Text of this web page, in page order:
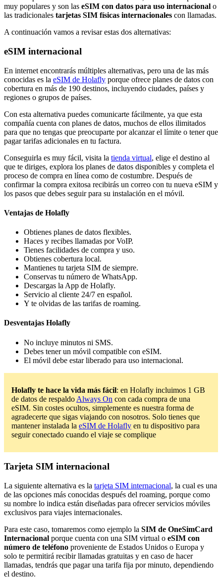
muy populares y son las eSIM con datos para uso internacional o
las tradicionales tarjetas SIM físicas internacionales con llamadas.
A continuación vamos a revisar estas dos alternativas:
eSIM internacional
En internet encontrarás múltiples alternativas, pero una de las más
conocidas es la eSIM de Holafly porque ofrece planes de datos con
cobertura en más de 190 destinos, incluyendo ciudades, países y
regiones o grupos de países.
Con esta alternativa puedes comunicarte fácilmente, ya que esta
compañía cuenta con planes de datos, muchos de ellos ilimitados
para que no tengas que preocuparte por alcanzar el límite o tener que
pagar tarifas adicionales en tu factura.
Conseguirla es muy fácil, visita la tienda virtual, elige el destino al
que te diriges, explora los planes de datos disponibles y completa el
proceso de compra en línea como de costumbre. Después de
confirmar la compra exitosa recibirás un correo con tu nueva eSIM y
los pasos que debes seguir para su instalación en el móvil.
Ventajas de Holafly
Obtienes planes de datos flexibles.
Haces y recibes llamadas por VoIP.
Tienes facilidades de compra y uso.
Obtienes cobertura local.
Mantienes tu tarjeta SIM de siempre.
Conservas tu número de WhatsApp.
Descargas la App de Holafly.
Servicio al cliente 24/7 en español.
Y te olvidas de las tarifas de roaming.
Desventajas Holafly
No incluye minutos ni SMS.
Debes tener un móvil compatible con eSIM.
El móvil debe estar liberado para uso internacional.
Holafly te hace la vida más fácil: en Holafly incluimos 1 GB
de datos de respaldo Always On con cada compra de una
eSIM. Sin costes ocultos, simplemente es nuestra forma de
agradecerte que sigas viajando con nosotros. Solo tienes que
mantener instalada la eSIM de Holafly en tu dispositivo para
seguir conectado cuando el viaje se complique
Tarjeta SIM internacional
La siguiente alternativa es la tarjeta SIM internacional, la cual es una
de las opciones más conocidas después del roaming, porque como
su nombre lo indica están diseñadas para ofrecer servicios móviles
exclusivos para viajes internacionales.
Para este caso, tomaremos como ejemplo la SIM de OneSimCard
Internacional porque cuenta con una SIM virtual o eSIM con
número de teléfono proveniente de Estados Unidos o Europa y
solo te permitirá recibir llamadas gratuitas y en caso de hacer
llamadas, tendrás que pagar una tarifa fija por minuto, dependiendo
el destino.